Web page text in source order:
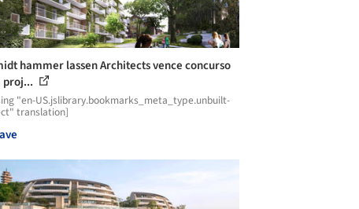
hammer lassen Architects vence concurso
proj...
"en-US.jslibrary.bookmarks_meta_type.unbuilt-
translation]